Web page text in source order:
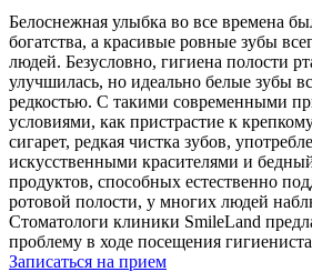
Белоснежная улыбка во все времена
богатства, а красивые ровные зубы
людей. Безусловно, гигиена полости
улучшилась, но идеально белые зубы
редкостью. С такими современными
условиями, как пристрастие к
сигарет, редкая чистка зубов,
искусственными красителями и
продуктов, способных естественно
ротовой полости, у многих людей
Стоматологи клиники SmileLand
проблему в ходе посещения
Записаться на прием